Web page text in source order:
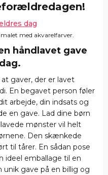
med akvarelfarver.
håndlavet gave
gaver, der er lavet
En begavet person føler
arbejde, din indsats og
en gave. Lad dine børn
mønster vil helt
Den skænkede
til tårer. En sådan pose
ideel emballage til en
unik gave på en billig og